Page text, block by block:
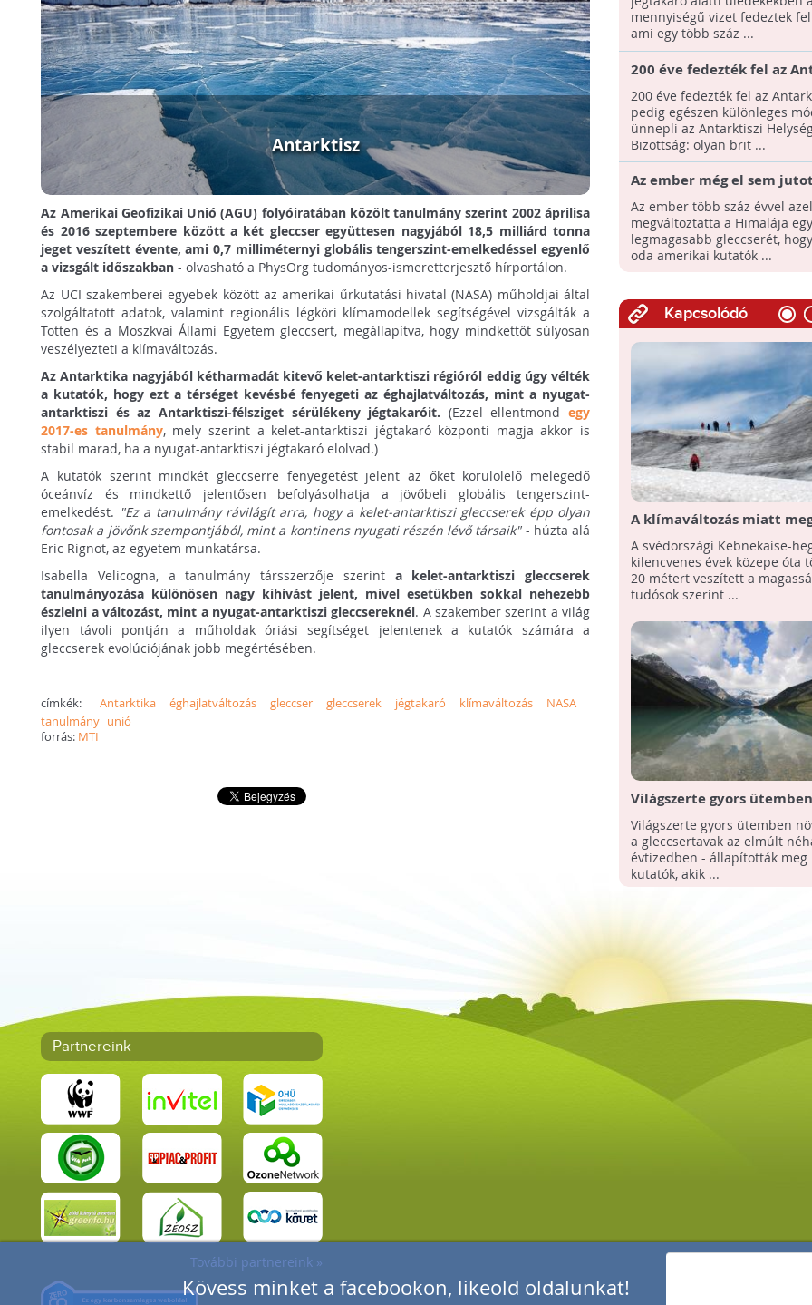
Kövess minket a facebookon, likeold oldalunkat!
Antarktisz
Az Amerikai Geofizikai Unió (AGU) folyóiratában közölt tanulmány szerint 2002 áprilisa
és 2016 szeptembere között a két gleccser együttesen nagyjából 18,5 milliárd tonna
jeget veszített évente, ami 0,7 milliméternyi globális tengerszint-emelkedéssel egyenlő
a vizsgált időszakban - olvasható a PhysOrg tudományos-ismeretterjesztő hírportálon.
Az UCI szakemberei egyebek között az amerikai űrkutatási hivatal (NASA) műholdjai által
szolgáltatott adatok, valamint regionális légköri klímamodellek segítségével vizsgálták a
Totten és a Moszkvai Állami Egyetem gleccsert, megállapítva, hogy mindkettőt súlyosan
veszélyezteti a klímaváltozás.
Az Antarktika nagyjából kétharmadát kitevő kelet-antarktiszi régióról eddig úgy vélték
a kutatók, hogy ezt a térséget kevésbé fenyegeti az éghajlatváltozás, mint a nyugat-
antarktiszi és az Antarktiszi-félsziget sérülékeny jégtakaróit. (Ezzel ellentmond egy
2017-es tanulmány, mely szerint a kelet-antarktiszi jégtakaró központi magja akkor is
stabil marad, ha a nyugat-antarktiszi jégtakaró elolvad.)
A kutatók szerint mindkét gleccserre fenyegetést jelent az őket körülölelő melegedő
óceánvíz és mindkettő jelentősen befolyásolhatja a jövőbeli globális tengerszint-
emelkedést. "Ez a tanulmány rávilágít arra, hogy a kelet-antarktiszi gleccserek épp olyan
fontosak a jövőnk szempontjából, mint a kontinens nyugati részén lévő társaik"- húzta alá
Eric Rignot, az egyetem munkatársa.
Isabella Velicogna, a tanulmány társszerzője szerint a kelet-antarktiszi gleccserek
tanulmányozása különösen nagy kihívást jelent, mivel esetükben sokkal nehezebb
észlelni a változást, mint a nyugat-antarktiszi gleccsereknél. A szakember szerint a világ
ilyen távoli pontján a műholdak óriási segítséget jelentenek a kutatók számára a
gleccserek evolúciójának jobb megértésében.
címkék:Antarktika éghajlatváltozás gleccser gleccserek jégtakaró klímaváltozás
NASA
tanulmány unió
forrás: MTI
mennyiségű vizet fedeztek
ami egy több száz ...
200 éve fedezték fel az
- Brit tudósokról nevezik el
Antarktisz hegyeit és
200 éve fedezték fel az
pedig egészen különleges
ünnepli az Antarktiszi
Bizottság: olyan brit ...
Az ember még el sem
Himalájába de már
gleccserekre
Az ember több száz évvel
megváltoztatta a Himalája
legmagasabb gleccserét,
oda amerikai kutatók ...
Kapcsolódó
A klímaváltozás miatt
Svédország legmagasabb
hegycsúcsa
A svédországi Kebnekaise-
kilencvenes évek közepe óta
20 métert veszített a
tudósok szerint ...
Világszerte gyors ütemben
szaporodnak a
Világszerte gyors ütemben
a gleccsertavak az elmúlt
évtizedben - állapították
kutatók, akik ...
Partnereink
További partnereink »